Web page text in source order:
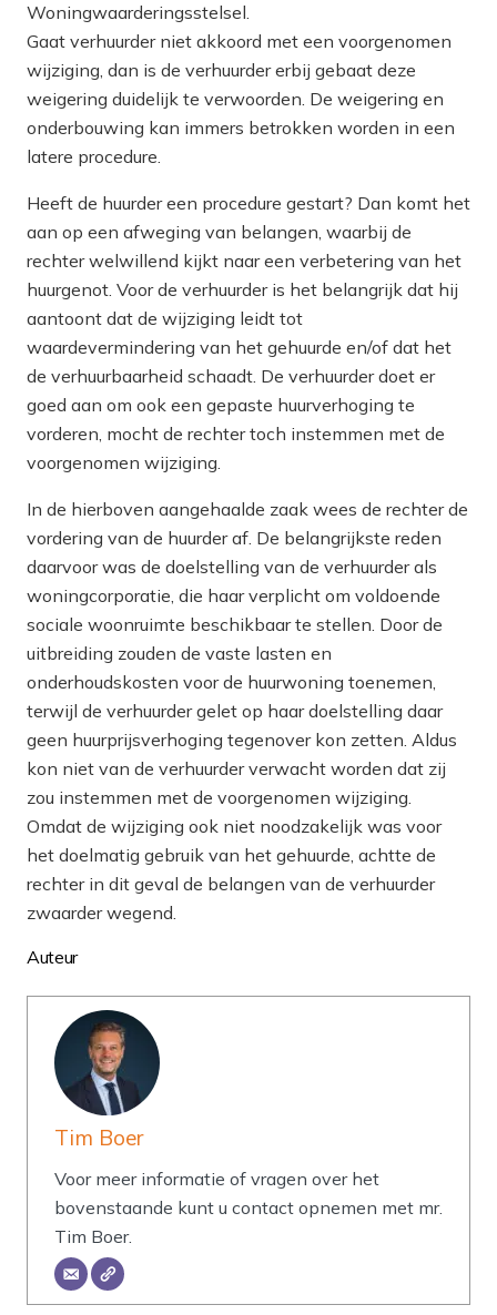
Woningwaarderingsstelsel.
Gaat verhuurder niet akkoord met een voorgenomen
wijziging, dan is de verhuurder erbij gebaat deze
weigering duidelijk te verwoorden. De weigering en
onderbouwing kan immers betrokken worden in een
latere procedure.
Heeft de huurder een procedure gestart? Dan komt het
aan op een afweging van belangen, waarbij de
rechter welwillend kijkt naar een verbetering van het
huurgenot. Voor de verhuurder is het belangrijk dat hij
aantoont dat de wijziging leidt tot
waardevermindering van het gehuurde en/of dat het
de verhuurbaarheid schaadt. De verhuurder doet er
goed aan om ook een gepaste huurverhoging te
vorderen, mocht de rechter toch instemmen met de
voorgenomen wijziging.
In de hierboven aangehaalde zaak wees de rechter de
vordering van de huurder af. De belangrijkste reden
daarvoor was de doelstelling van de verhuurder als
woningcorporatie, die haar verplicht om voldoende
sociale woonruimte beschikbaar te stellen. Door de
uitbreiding zouden de vaste lasten en
onderhoudskosten voor de huurwoning toenemen,
terwijl de verhuurder gelet op haar doelstelling daar
geen huurprijsverhoging tegenover kon zetten. Aldus
kon niet van de verhuurder verwacht worden dat zij
zou instemmen met de voorgenomen wijziging.
Omdat de wijziging ook niet noodzakelijk was voor
het doelmatig gebruik van het gehuurde, achtte de
rechter in dit geval de belangen van de verhuurder
zwaarder wegend.
Auteur
Tim Boer
Voor meer informatie of vragen over het
bovenstaande kunt u contact opnemen met mr.
Tim Boer.